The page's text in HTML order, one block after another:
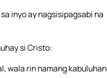
inyo ay nagsisipagsabi na
si Cristo:
wala rin namang kabuluhan